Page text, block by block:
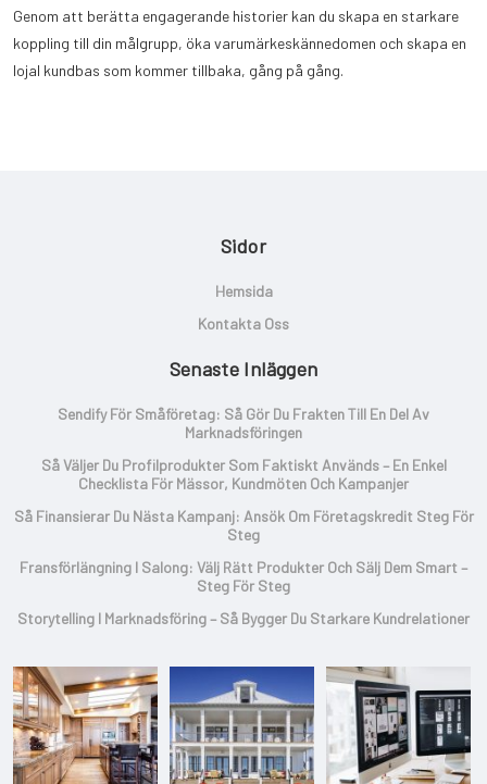
Genom att berätta engagerande historier kan du skapa en starkare
koppling till din målgrupp, öka varumärkeskännedomen och skapa en
lojal kundbas som kommer tillbaka, gång på gång.
Sidor
Hemsida
Kontakta Oss
Senaste Inläggen
Sendify För Småföretag: Så Gör Du Frakten Till En Del Av
Marknadsföringen
Så Väljer Du Profilprodukter Som Faktiskt Används – En Enkel
Checklista För Mässor, Kundmöten Och Kampanjer
Så Finansierar Du Nästa Kampanj: Ansök Om Företagskredit Steg För
Steg
Fransförlängning I Salong: Välj Rätt Produkter Och Sälj Dem Smart –
Steg För Steg
Storytelling I Marknadsföring – Så Bygger Du Starkare Kundrelationer